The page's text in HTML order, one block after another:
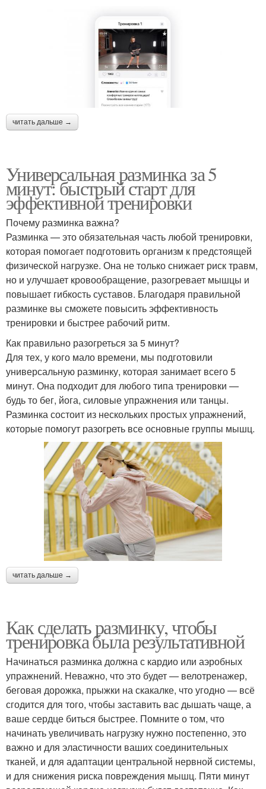
читать дальше →
Универсальная разминка за 5
минут: быстрый старт для
эффективной тренировки
Почему разминка важна?
Разминка — это обязательная часть любой тренировки,
которая помогает подготовить организм к предстоящей
физической нагрузке. Она не только снижает риск травм,
но и улучшает кровообращение, разогревает мышцы и
повышает гибкость суставов. Благодаря правильной
разминке вы сможете повысить эффективность
тренировки и быстрее рабочий ритм.
Как правильно разогреться за 5 минут?
Для тех, у кого мало времени, мы подготовили
универсальную разминку, которая занимает всего 5
минут. Она подходит для любого типа тренировки —
будь то бег, йога, силовые упражнения или танцы.
Разминка состоит из нескольких простых упражнений,
которые помогут разогреть все основные группы мышц.
читать дальше →
Как сделать разминку, чтобы
тренировка была результативной
Начинаться разминка должна с кардио или аэробных
упражнений. Неважно, что это будет — велотренажер,
беговая дорожка, прыжки на скакалке, что угодно — всё
сгодится для того, чтобы заставить вас дышать чаще, а
ваше сердце биться быстрее. Помните о том, что
начинать увеличивать нагрузку нужно постепенно, это
важно и для эластичности ваших соединительных
тканей, и для адаптации центральной нервной системы,
и для снижения риска повреждения мышц. Пяти минут